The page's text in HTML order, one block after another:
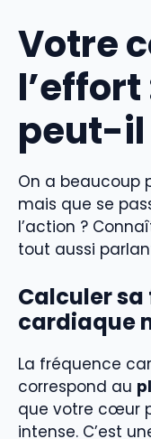
Votre
l’effort
peut-il
On a beaucoup
mais que se
l’action ?
tout aussi
Calculer
cardiaque
La fréquence
correspond au
que votre cœur
intense. C’est